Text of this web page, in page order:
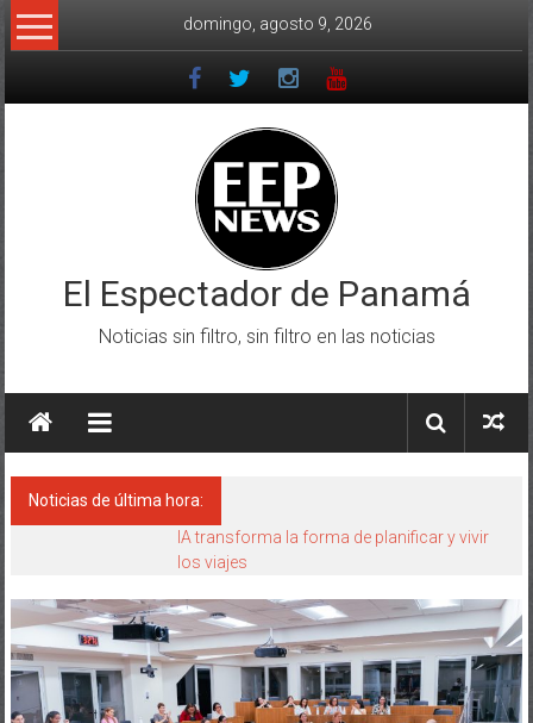
Saltar
al
domingo, agosto 9, 2026
El Espectador de Panamá
Noticias sin filtro, sin filtro en las noticias
Noticias de última hora: